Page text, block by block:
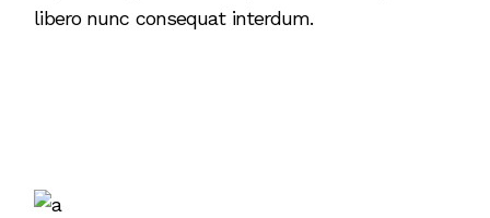
libero nunc consequat interdum.